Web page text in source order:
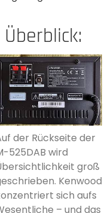
der Rückseite der
525DAB wird
groß
Kenwood
sich aufs
– und das